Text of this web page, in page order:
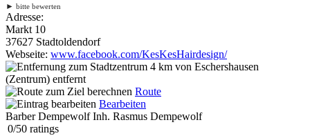
► bitte bewerten
Adresse:
Markt 10
37627 Stadtoldendorf
Webseite: www.facebook.com/KesKesHairdesign/
4 km von Eschershausen
(Zentrum) entfernt
Route
Bearbeiten
Barber Dempewolf Inh. Rasmus Dempewolf
0/50 ratings